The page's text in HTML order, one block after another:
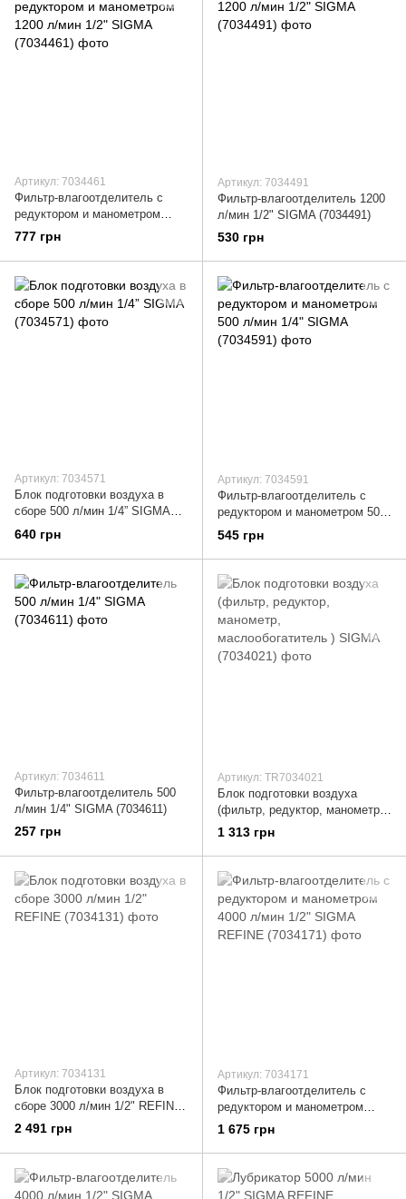
Артикул: 7034461
Фильтр-влагоотделитель с
редуктором и манометром
1200 л/мин 1/2" SIGMA
(7034461)
777 грн
Артикул: 7034491
Фильтр-влагоотделитель 1200
л/мин 1/2" SIGMA (7034491)
530 грн
Артикул: 7034571
Блок подготовки воздуха в
сборе 500 л/мин 1/4” SIGMA
(7034571)
640 грн
Артикул: 7034591
Фильтр-влагоотделитель с
редуктором и манометром 500
л/мин 1/4" SIGMA (7034591)
545 грн
Артикул: 7034611
Фильтр-влагоотделитель 500
л/мин 1/4" SIGMA (7034611)
257 грн
Артикул: TR7034021
Блок подготовки воздуха
(фильтр, редуктор, манометр,
маслообогатитель ) SIGMA
(7034021)
1 313 грн
Артикул: 7034131
Блок подготовки воздуха в
сборе 3000 л/мин 1/2" REFINE
(7034131)
2 491 грн
Артикул: 7034171
Фильтр-влагоотделитель с
редуктором и манометром
4000 л/мин 1/2" SIGMA REFINE
(7034171)
1 675 грн